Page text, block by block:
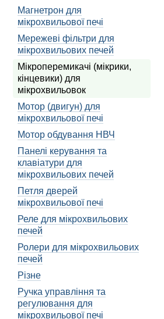
Магнетрон для
мікрохвильової печі
Мережеві фільтри для
мікрохвильових печей
Мікроперемикачі (мікрики,
кінцевики) для
мікрохвильовок
Мотор (двигун) для
мікрохвильової печі
Мотор обдування НВЧ
Панелі керування та
клавіатури для
мікрохвильових печей
Петля дверей
мікрохвильової печі
Реле для мікрохвильових
печей
Ролери для мікрохвильових
печей
Різне
Ручка управління та
регулювання для
мікрохвильової печі